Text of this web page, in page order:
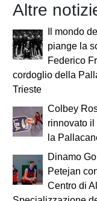
Altre
Il mondo
piange la
Federico
cordoglio della
Trieste
Colbey
rinnovato il
la
Dinamo
Petejan
Centro di